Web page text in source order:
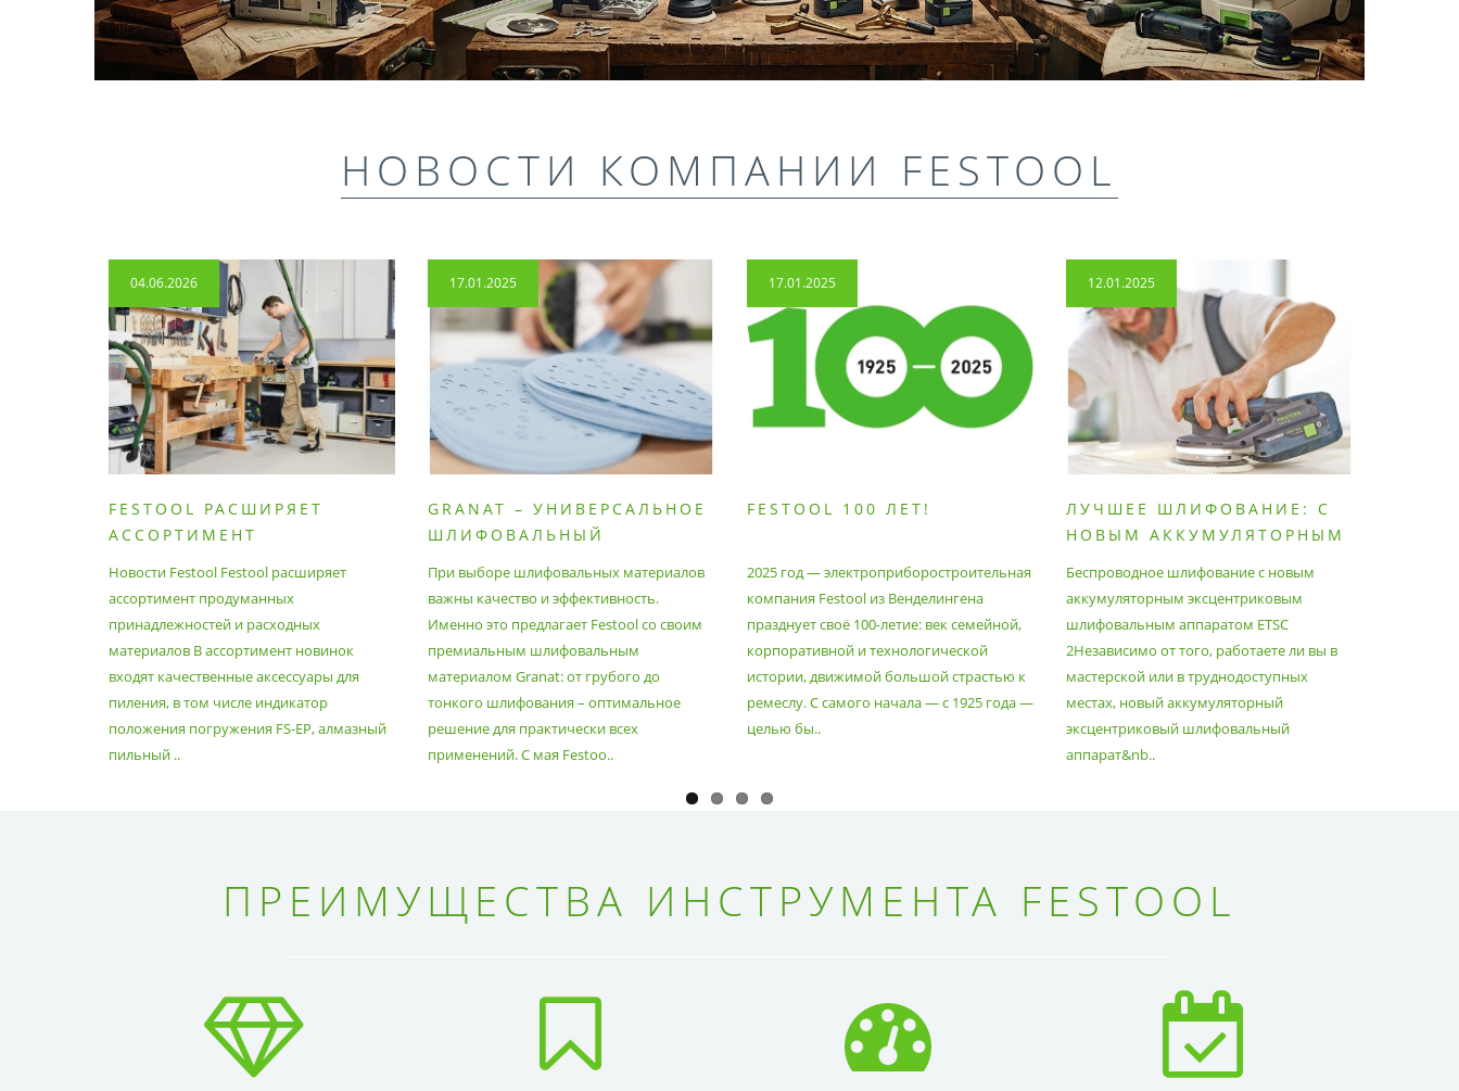
НОВОСТИ КОМПАНИИ FESTOOL
04.06.2026
FESTOOL РАСШИРЯЕТ
АССОРТИМЕНТ
ПРИНАДЛЕЖНОСТЕЙ И
РАСХОДНЫХ МАТЕРИАЛОВ
Новости Festool Festool расширяет
ассортимент продуманных
принадлежностей и расходных
материалов В ассортимент новинок
входят качественные аксессуары для
пиления, в том числе индикатор
положения погружения FS-EP, алмазный
пильный ..
17.01.2025
GRANAT – УНИВЕРСАЛЬНОЕ
ШЛИФОВАЛЬНЫЙ
При выборе шлифовальных материалов
важны качество и эффективность.
Именно это предлагает Festool со своим
премиальным шлифовальным
материалом Granat: от грубого до
тонкого шлифования – оптимальное
решение для практически всех
применений. С мая Festoo..
17.01.2025
FESTOOL 100 ЛЕТ!
2025 год — электроприборостроительная
компания Festool из Венделингена
празднует своё 100-летие: век семейной,
корпоративной и технологической
истории, движимой большой страстью к
ремеслу. С самого начала — с 1925 года —
целью бы..
12.01.2025
ЛУЧШЕЕ ШЛИФОВАНИЕ: С
НОВЫМ АККУМУЛЯТОРНЫМ
АППАРАТОМ ETSC2
Беспроводное шлифование с новым
аккумуляторным эксцентриковым
шлифовальным аппаратом ETSC
2Независимо от того, работаете ли вы в
мастерской или в труднодоступных
местах, новый аккумуляторный
эксцентриковый шлифовальный
аппарат&nb..
ПРЕИМУЩЕСТВА ИНСТРУМЕНТА FESTOOL